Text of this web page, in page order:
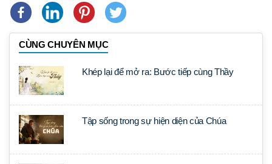
CÙNG CHUYÊN MỤC
Khép lại để mở ra: Bước tiếp cùng Thầy
Tập sống trong sự hiện diện của Chúa